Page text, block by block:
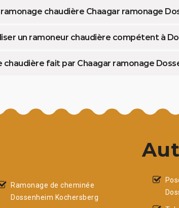
chaudière Chaagar ramonage
un ramoneur chaudière compétent à
chaudière fait par Chaagar ramonage
Ramonage de cheminée
Dossenheim Kochersberg